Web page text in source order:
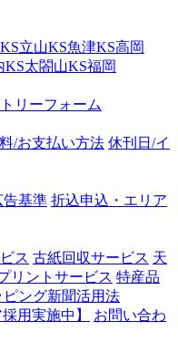
KS立山KS魚津KS高岡
KS太閤山KS福岡
リーフォーム
/お支払い方法 休刊日/イ
告基準 折込申込・エリア
ス 古紙回収サービス 天
リントサービス 特産品
ピング新聞活用法
用実施中】
お問い合わ